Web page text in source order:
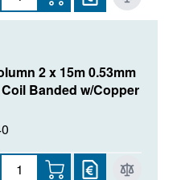
2 x 15m 0.53mm
Banded w/Copper